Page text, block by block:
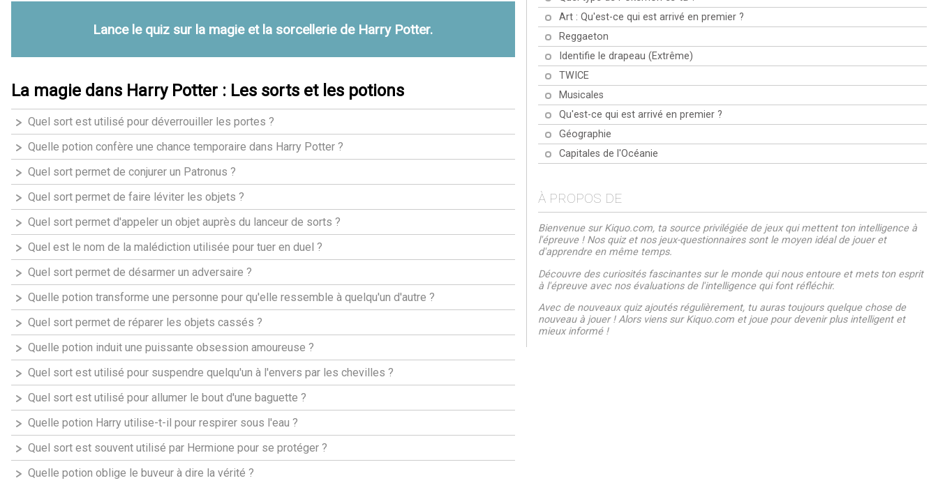
Lance le quiz sur la magie et la sorcellerie de Harry Potter.
La magie dans Harry Potter : Les sorts et les potions
Quel sort est utilisé pour déverrouiller les portes ?
Quelle potion confère une chance temporaire dans Harry Potter ?
Quel sort permet de conjurer un Patronus ?
Quel sort permet de faire léviter les objets ?
Quel sort permet d'appeler un objet auprès du lanceur de sorts ?
Quel est le nom de la malédiction utilisée pour tuer en duel ?
Quel sort permet de désarmer un adversaire ?
Quelle potion transforme une personne pour qu'elle ressemble à quelqu'un d'autre ?
Quel sort permet de réparer les objets cassés ?
Quelle potion induit une puissante obsession amoureuse ?
Quel sort est utilisé pour suspendre quelqu'un à l'envers par les chevilles ?
Quel sort est utilisé pour allumer le bout d'une baguette ?
Quelle potion Harry utilise-t-il pour respirer sous l'eau ?
Quel sort est souvent utilisé par Hermione pour se protéger ?
Quelle potion oblige le buveur à dire la vérité ?
Art : Qu'est-ce qui est arrivé en premier ?
Reggaeton
Identifie le drapeau (Extrême)
TWICE
Musicales
Qu'est-ce qui est arrivé en premier ?
Géographie
Capitales de l'Océanie
À PROPOS DE
Bienvenue sur Kiquo.com, ta source privilégiée de jeux qui mettent ton intelligence à
l'épreuve ! Nos quiz et nos jeux-questionnaires sont le moyen idéal de jouer et
d'apprendre en même temps.
Découvre des curiosités fascinantes sur le monde qui nous entoure et mets ton esprit
à l'épreuve avec nos évaluations de l'intelligence qui font réfléchir.
Avec de nouveaux quiz ajoutés régulièrement, tu auras toujours quelque chose de
nouveau à jouer ! Alors viens sur Kiquo.com et joue pour devenir plus intelligent et
mieux informé !